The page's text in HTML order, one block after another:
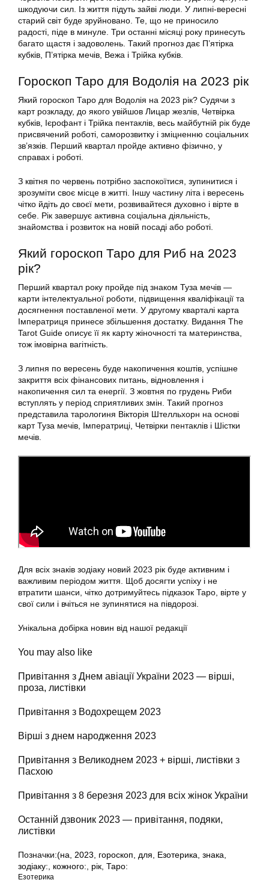
шкодуючи сил. Із життя підуть зайві люди. У липні-вересні
старий світ буде зруйновано. Те, що не приносило
радості, піде в минуле. Три останні місяці року принесуть
багато щастя і задоволень. Такий прогноз дає П’ятірка
кубків, П’ятірка мечів, Вежа і Трійка кубків.
Гороскоп Таро для Водолія на 2023 рік
Який гороскоп Таро для Водолія на 2023 рік? Судячи з
карт розкладу, до якого увійшов Лицар жезлів, Четвірка
кубків, Ієрофант і Трійка пентаклів, весь майбутній рік буде
присвячений роботі, саморозвитку і зміцненню соціальних
зв’язків. Перший квартал пройде активно фізично, у
справах і роботі.
З квітня по червень потрібно заспокоїтися, зупинитися і
зрозуміти своє місце в житті. Іншу частину літа і вересень
чітко йдіть до своєї мети, розвивайтеся духовно і вірте в
себе. Рік завершує активна соціальна діяльність,
знайомства і розвиток на новій посаді або роботі.
Який гороскоп Таро для Риб на 2023
рік?
Перший квартал року пройде під знаком Туза мечів —
карти інтелектуальної роботи, підвищення кваліфікації та
досягнення поставленої мети. У другому кварталі карта
Імператриця принесе збільшення достатку. Видання The
Tarot Guide описує її як карту жіночності та материнства,
тож імовірна вагітність.
З липня по вересень буде накопичення коштів, успішне
закриття всіх фінансових питань, відновлення і
накопичення сил та енергії. З жовтня по грудень Риби
вступлять у період сприятливих змін. Такий прогноз
представила тарологиня Вікторія Штелльхорн на основі
карт Туза мечів, Імператриці, Четвірки пентаклів і Шістки
мечів.
Для всіх знаків зодіаку новий 2023 рік буде активним і
важливим періодом життя. Щоб досягти успіху і не
втратити шанси, чітко дотримуйтесь підказок Таро, вірте у
свої сили і вчіться не зупинятися на півдорозі.
Унікальна добірка новин від нашої редакції
You may also like
Привітання з Днем авіації України 2023 — вірші,
проза, листівки
Привітання з Водохрещем 2023
Вірші з днем народження 2023
Привітання з Великоднем 2023 + вірші, листівки з
Пасхою
Привітання з 8 березня 2023 для всіх жінок України
Останній дзвоник 2023 — привітання, подяки,
листівки
Позначки:(на 2023 гороскоп для Езотерика знака
зодіаку:
кожного: рік Таро:
Езотерика